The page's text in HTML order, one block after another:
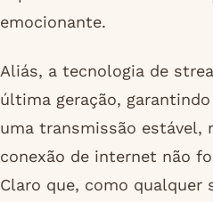
emocionante.
Aliás, a tecnologia de
última geração,
uma transmissão estável,
conexão de internet não
Claro que, como qualquer